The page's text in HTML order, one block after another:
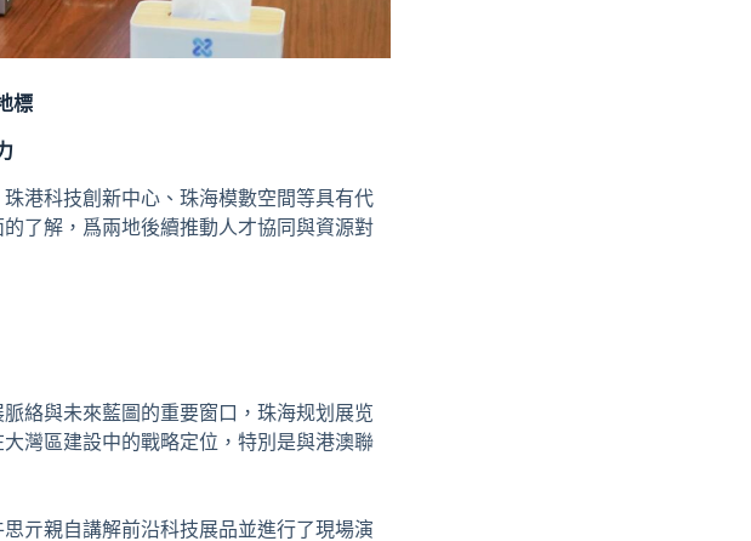
標
港科技創新中心、珠海模數空間等具有代
了解，爲兩地後續推動人才協同與資源對
絡與未來藍圖的重要窗口， 珠海规划展览
灣區建設中的戰略定位，特別是與港澳聯
亓親自講解前沿科技展品並進行了現場演